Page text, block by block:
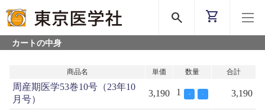
search shopping_cart
カートの中身
商品名 単価 数量 合計
周産期医学53巻10号（23年10
月号）
3,190 1 + - 3,190